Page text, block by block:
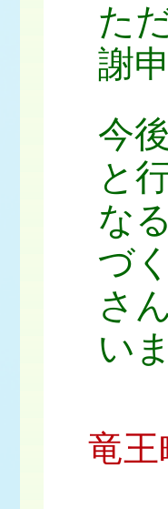
た
謝
今
と
な
づ
さ
い
竜王